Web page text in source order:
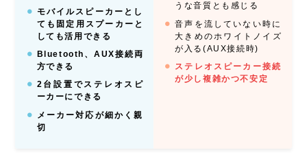
モバイルスピーカーとし
ても固定用スプーカーと
しても活用できる
Bluetooth、AUX接続両
方できる
2台設置でステレオスピ
ーカーにできる
メーカー対応が細かく親
切
うな音質とも感じる
音声を流していない時に
大きめのホワイトノイズ
が入る(AUX接続時)
ステレオスピーカー接続
が少し複雑かつ不安定